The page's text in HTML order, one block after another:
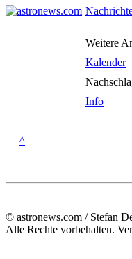
Weitere
Kalender
Info
^
© astronews.com / Stefan
Alle Rechte vorbehalten.